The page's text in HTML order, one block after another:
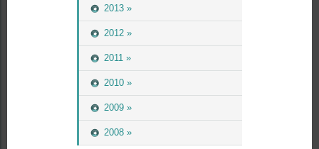
2013 »
2012 »
2011 »
2010 »
2009 »
2008 »